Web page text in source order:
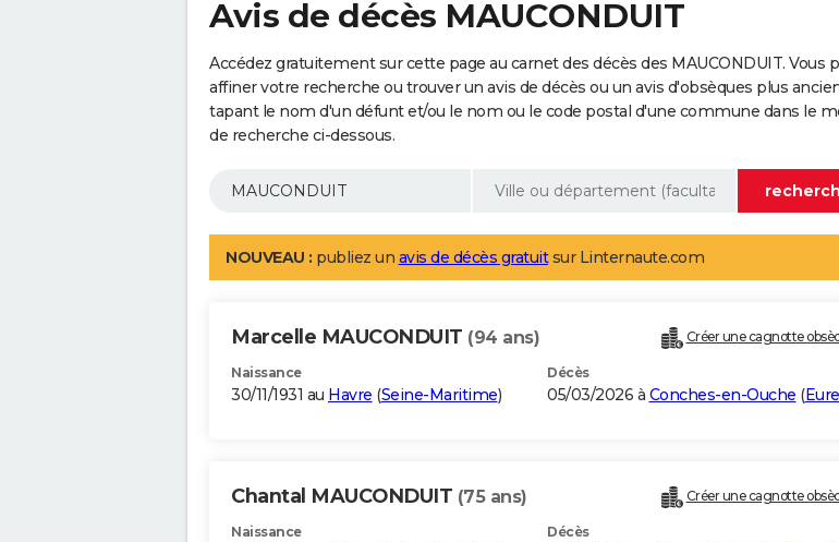
Avis de décès MAUCONDUIT
Accédez gratuitement sur cette page au carnet des décès des MAUCONDUIT. Vous
affiner votre recherche ou trouver un avis de décès ou un avis d'obsèques plus
tapant le nom d'un défunt et/ou le nom ou le code postal d'une commune dans le
de recherche ci-dessous.
NOUVEAU : publiez un avis de décès gratuitsur Linternaute.com
Marcelle MAUCONDUIT (94 ans) Créer une cagnotte
Naissance
30/11/1931 au Havre (Seine-Maritime)
Décès
05/03/2026 à Conches-en-Ouche (Eure
Chantal MAUCONDUIT (75 ans) Créer une cagnotte
Naissance Décès